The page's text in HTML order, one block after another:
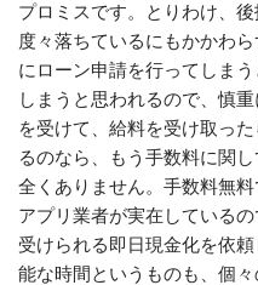
プロミスです。とりわけ、
度々落ちているにもかかわ
にローン申請を行ってしま
しまうと思われるので、慎
を受けて、給料を受け取っ
るのなら、もう手数料に関
全くありません。手数料無
アプリ業者が実在している
受けられる即日現金化を依
能な時間というものも、個